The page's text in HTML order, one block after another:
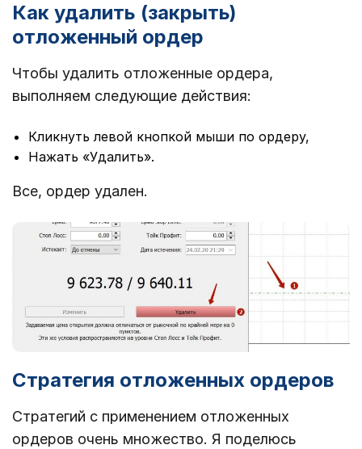
Как удалить (закрыть)
отложенный ордер
Чтобы удалить отложенные ордера,
выполняем следующие действия:
Кликнуть левой кнопкой мыши по ордеру,
Нажать «Удалить».
Все, ордер удален.
Стратегия отложенных ордеров
Стратегий с применением отложенных
ордеров очень множество. Я поделюсь